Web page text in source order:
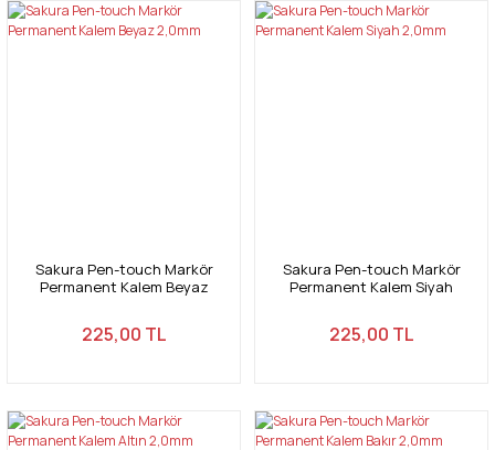
Sakura Pen-touch Markör
Permanent Kalem Beyaz
225,00 TL
Sakura Pen-touch Markör
Permanent Kalem Siyah
225,00 TL